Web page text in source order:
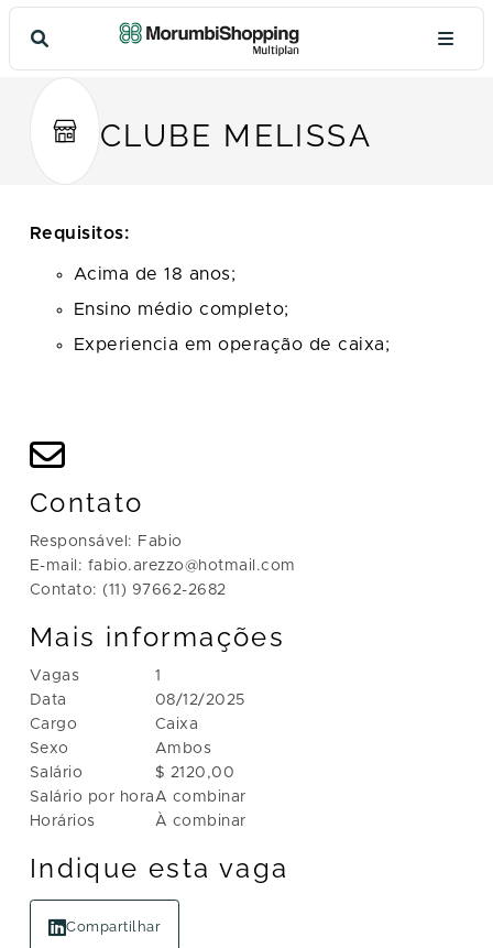
CLUBE MELISSA
Contato
Responsável: Fabio
E-mail: fabio.arezzo@hotmail.com
Contato: (11) 97662-2682
Mais informações
Vagas
Data
Cargo
Sexo
Salário
Salário por hora
Horários
1
08/12/2025
Caixa
Ambos
$ 2120,00
A combinar
À combinar
Indique esta vaga
Compartilhar
Requisitos:
Acima de 18 anos;
Ensino médio completo;
Experiencia em operação de caixa;